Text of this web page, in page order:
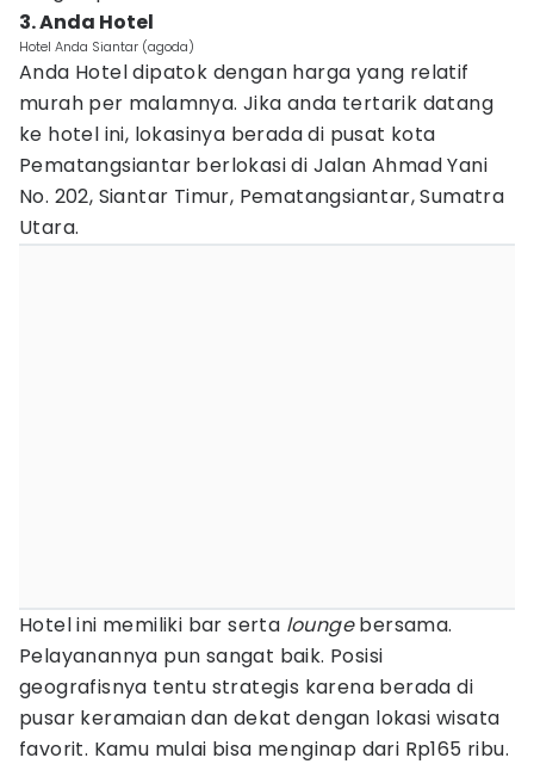
3. Anda Hotel
Hotel Anda Siantar (agoda)
Anda Hotel dipatok dengan harga yang relatif
murah per malamnya. Jika anda tertarik datang
ke hotel ini, lokasinya berada di pusat kota
Pematangsiantar berlokasi di Jalan Ahmad Yani
No. 202, Siantar Timur, Pematangsiantar, Sumatra
Utara.
Hotel ini memiliki bar serta loungebersama.
Pelayanannya pun sangat baik. Posisi
geografisnya tentu strategis karena berada di
pusar keramaian dan dekat dengan lokasi wisata
favorit. Kamu mulai bisa menginap dari Rp165 ribu.